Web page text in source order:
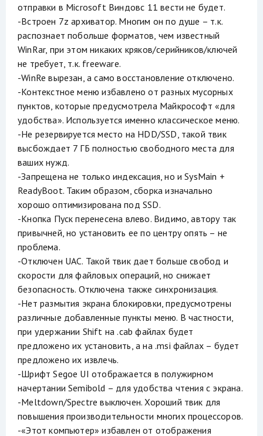
отправки в Microsoft Виндовс 11 вести не будет.
-Встроен 7z архиватор. Многим он по душе – т.к.
распознает побольше форматов, чем известный
WinRar, при этом никаких кряков/серийников/ключей
не требует, т.к. freeware.
-WinRe вырезан, а само восстановление отключено.
-Контекстное меню избавлено от разных мусорных
пунктов, которые предусмотрела Майкрософт «для
удобства». Используется именно классическое меню.
-Не резервируется место на HDD/SSD, такой твик
высбождает 7 ГБ полностью свободного места для
ваших нужд.
-Запрещена не только индексация, но и SysMain +
ReadyBoot. Таким образом, сборка изначально
хорошо оптимизирована под SSD.
-Кнопка Пуск перенесена влево. Видимо, автору так
привычней, но установить ее по центру опять – не
проблема.
-Отключен UAC. Такой твик дает больше свобод и
скорости для файловых операций, но снижает
безопасность. Отключена также синхронизация.
-Нет размытия экрана блокировки, предусмотрены
различные добавленные пункты меню. В частности,
при удержании Shift на .cab файлах будет
предложено их установить, а на .msi файлах – будет
предложено их извлечь.
-Шрифт Segoe UI отображается в полужирном
начертании Semibold – для удобства чтения с экрана.
-Meltdown/Spectre выключен. Хороший твик для
повышения производительности многих процессоров.
-«Этот компьютер» избавлен от отображения